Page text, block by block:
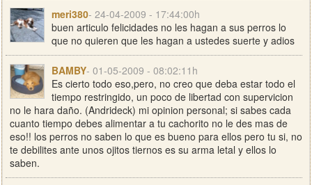
meri380- 24-04-2009 - 17:44:00h
buen articulo felicidades no les hagan a sus perros lo
que no quieren que les hagan a ustedes suerte y adios
BAMBY- 01-05-2009 - 08:02:11h
Es cierto todo eso,pero, no creo que deba estar todo el
tiempo restringido, un poco de libertad con supervicion
no le hara daño. (Andrideck) mi opinion personal; si sabes cada
cuanto tiempo debes alimentar a tu cachorito no le des mas de
eso!! los perros no saben lo que es bueno para ellos pero tu si, no
te debilites ante unos ojitos tiernos es su arma letal y ellos lo
saben.